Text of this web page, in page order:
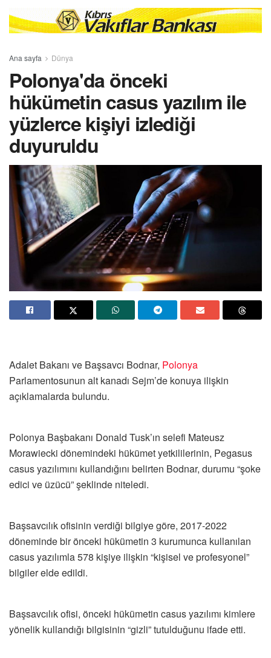
Ana sayfa Dünya
Polonya'da önceki
hükümetin casus yazılım ile
yüzlerce kişiyi izlediği
duyuruldu
Adalet Bakanı ve Başsavcı Bodnar, Polonya
Parlamentosunun alt kanadı Sejm’de konuya ilişkin
açıklamalarda bulundu.
Polonya Başbakanı Donald Tusk’ın selefi Mateusz
Morawiecki dönemindeki hükümet yetkililerinin, Pegasus
casus yazılımını kullandığını belirten Bodnar, durumu “şoke
edici ve üzücü” şeklinde niteledi.
Başsavcılık ofisinin verdiği bilgiye göre, 2017-2022
döneminde bir önceki hükümetin 3 kurumunca kullanılan
casus yazılımla 578 kişiye ilişkin “kişisel ve profesyonel”
bilgiler elde edildi.
Başsavcılık ofisi, önceki hükümetin casus yazılımı kimlere
yönelik kullandığı bilgisinin “gizli” tutulduğunu ifade etti.